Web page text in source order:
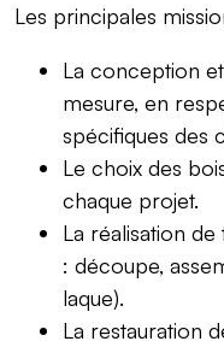
Les principales
La conception
mesure, en
spécifiques des
Le choix des
chaque projet.
La réalisation
: découpe,
laque).
La restauration